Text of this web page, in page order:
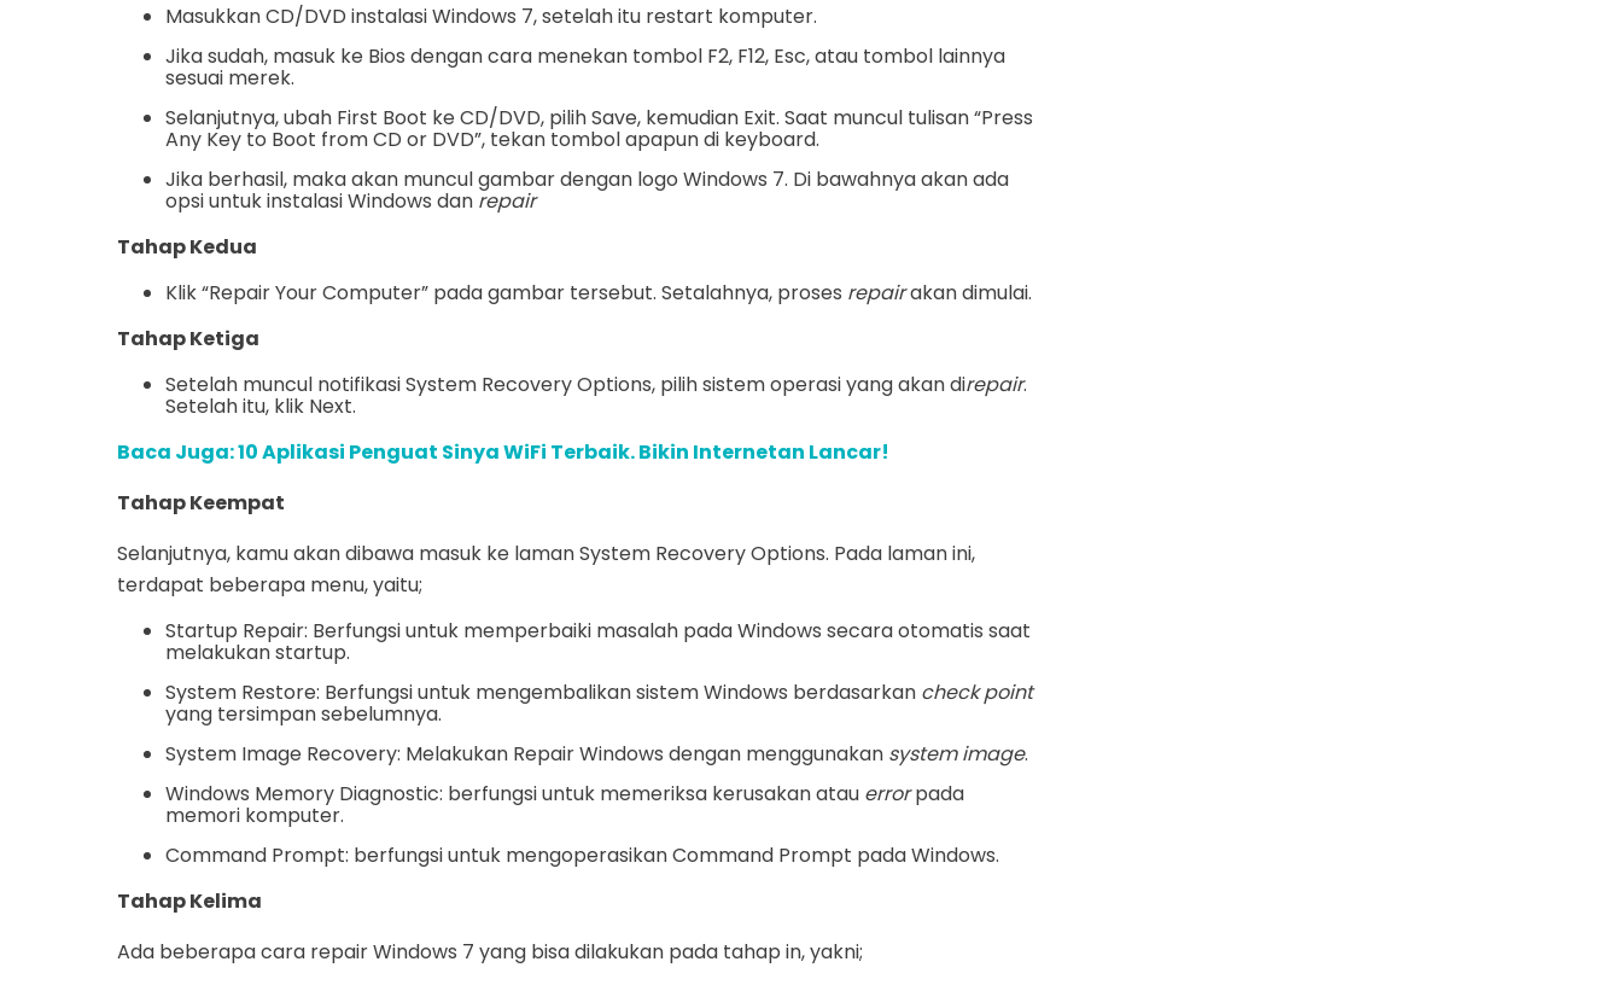
Masukkan CD/DVD instalasi Windows 7, setelah itu restart komputer.
Jika sudah, masuk ke Bios dengan cara menekan tombol F2, F12, Esc, atau tombol lainnya
sesuai merek.
Selanjutnya, ubah First Boot ke CD/DVD, pilih Save, kemudian Exit. Saat muncul tulisan “Press
Any Key to Boot from CD or DVD”, tekan tombol apapun di keyboard.
Jika berhasil, maka akan muncul gambar dengan logo Windows 7. Di bawahnya akan ada
opsi untuk instalasi Windows dan repair
Tahap Kedua
Klik “Repair Your Computer” pada gambar tersebut. Setalahnya, proses repairakan dimulai.
Tahap Ketiga
Setelah muncul notifikasi System Recovery Options, pilih sistem operasi yang akan direpair.
Setelah itu, klik Next.
Baca Juga: 10 Aplikasi Penguat Sinya WiFi Terbaik. Bikin Internetan Lancar!
Tahap Keempat
Selanjutnya, kamu akan dibawa masuk ke laman System Recovery Options. Pada laman ini,
terdapat beberapa menu, yaitu;
Startup Repair: Berfungsi untuk memperbaiki masalah pada Windows secara otomatis saat
melakukan startup.
System Restore: Berfungsi untuk mengembalikan sistem Windows berdasarkan check point
yang tersimpan sebelumnya.
System Image Recovery: Melakukan Repair Windows dengan menggunakan system image.
Windows Memory Diagnostic: berfungsi untuk memeriksa kerusakan atau errorpada
memori komputer.
Command Prompt: berfungsi untuk mengoperasikan Command Prompt pada Windows.
Tahap Kelima
Ada beberapa cara repair Windows 7 yang bisa dilakukan pada tahap in, yakni;